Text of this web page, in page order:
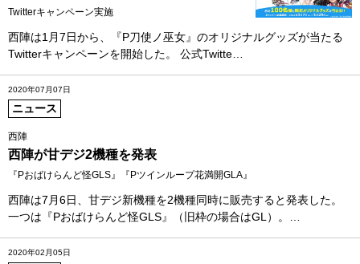
Twitterキャンペーン実施
西陣は1月7日から、『P刀使ノ巫女』のオリジナルグッズが当たる
Twitterキャンペーンを開始した。 公式Twitte…
2020年07月07日
ニュース
西陣
西陣が甘デジ2機種を発表
『Pおばけらんど怪GLS』『Pツインループ花満開GLA』
西陣は7月6日、甘デジ新機種を2機種同時に販売すると発表した。
一つは『Pおばけらんど怪GLS』（旧枠の場合はGL）。…
2020年02月05日